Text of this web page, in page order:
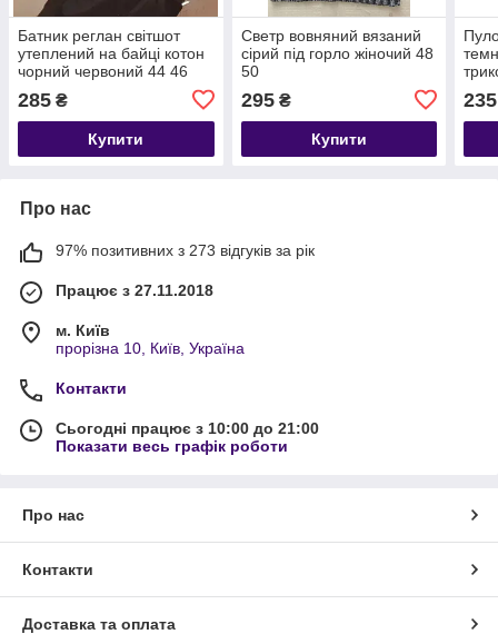
Батник реглан світшот
утеплений на байці котон
чорний червоний 44 46
285 ₴
Купити
Светр вовняний вязаний
сірий під горло жіночий 48
50
295₴
Купити
235
Про нас
97% позитивних з 273 відгуків за рік
Працює з 27.11.2018
м. Київ
прорізна 10, Київ, Україна
Контакти
Сьогодні працює з 10:00 до 21:00
Показати весь графік роботи
Про нас
Контакти
Доставка та оплата